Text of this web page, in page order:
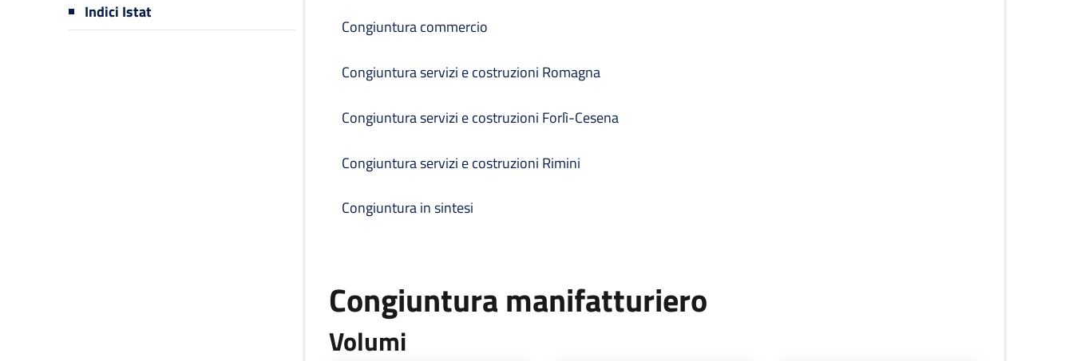
Indici Istat
Congiuntura commercio
Congiuntura servizi e costruzioni Romagna
Congiuntura servizi e costruzioni Forlì-Cesena
Congiuntura servizi e costruzioni Rimini
Congiuntura in sintesi
Congiuntura manifatturiero
Volumi